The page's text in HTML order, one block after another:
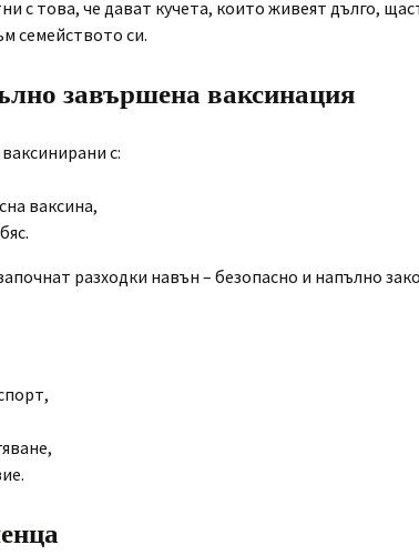
с това, че дават кучета, които живеят дълго,
семейството си.
завършена ваксинация
с:
ваксина,
разходки навън – безопасно и напълно